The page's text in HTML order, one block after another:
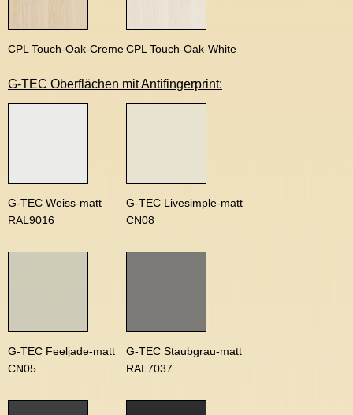
CPL Touch-Oak-CremeCPL Touch-Oak-White
G-TEC Oberflächen mit Antifingerprint:
G-TEC Weiss-matt
RAL9016
G-TEC Livesimple-matt
CN08
G-TEC Feeljade-matt
CN05
G-TEC Staubgrau-matt
RAL7037